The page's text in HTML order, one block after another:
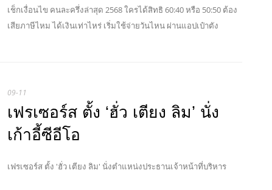
เช็กเงื่อนไข คนละครึ่งล่าสุด 2568 ใครได้สิทธิ 60:40 หรือ 50:50 ต้อง
เสียภาษีไหม ได้เงินเท่าไหร่ เริ่มใช้จ่ายวันไหน ผ่านแอปเป๋าตัง
09-11
เฟรเซอร์ส ตั้ง ‘ฮั่ว เตียง ลิม’ นั่ง
เก้าอี้ซีอีโอ
เฟรเซอร์ส ตั้ง 'ฮั่ว เตียง ลิม' นั่งตำแหน่งประธานเจ้าหน้าที่บริหาร